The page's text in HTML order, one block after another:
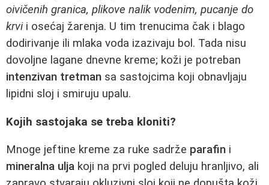
oivičenih granica, plikove nalik vodenim, pucanje do
krvii osećaj žarenja. U tim trenucima čak i blago
dodirivanje ili mlaka voda izazivaju bol. Tada nisu
dovoljne lagane dnevne kreme; koži je potreban
intenzivan tretman sa sastojcima koji obnavljaju
lipidni sloj i smiruju upalu.
Kojih sastojaka se treba kloniti?
Mnoge jeftine kreme za ruke sadrže parafin i
mineralna ulja koji na prvi pogled deluju hranljivo, ali